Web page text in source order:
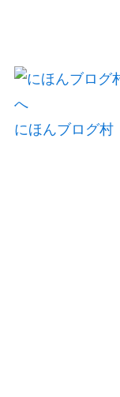
にほんブログ村